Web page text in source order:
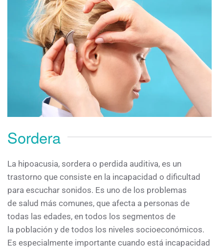
Sordera
La hipoacusia, sordera o perdida auditiva, es un
trastorno que consiste en la incapacidad o dificultad
para escuchar sonidos. Es uno de los problemas
de salud más comunes, que afecta a personas de
todas las edades, en todos los segmentos de
la población y de todos los niveles socioeconómicos.
Es especialmente importante cuando está incapacidad